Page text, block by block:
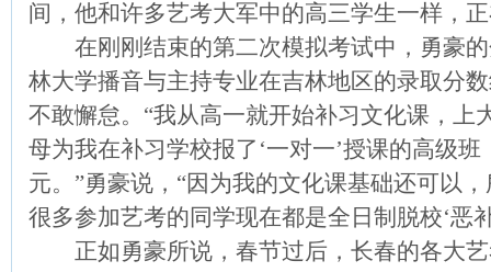
间，他和许多艺考大军中的高三学生一样，
在刚刚结束的第二次模拟考试中，勇豪的
林大学播音与主持专业在吉林地区的录取分
不敢懈怠。“我从高一就开始补习文化课，上
母为我在补习学校报了‘一对一’授课的高级
元。”勇豪说，“因为我的文化课基础还可以
很多参加艺考的同学现在都是全日制脱校‘恶
正如勇豪所说，春节过后，长春的各大艺